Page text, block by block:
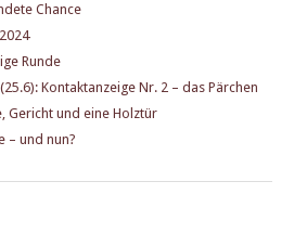
Chance
Runde
Kontaktanzeige Nr. 2 – das Pärchen
Gericht und eine Holztür
– und nun?